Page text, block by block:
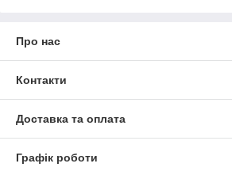
Про нас
Контакти
Доставка та оплата
Графік роботи